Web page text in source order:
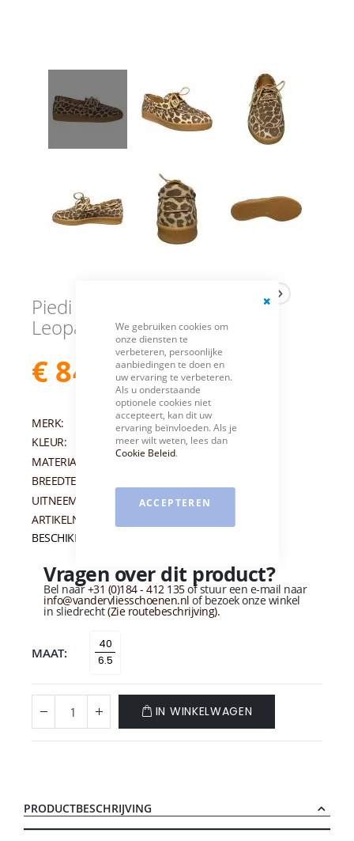
We gebruiken cookies om
onze diensten te
verbeteren, persoonlijke
aanbiedingen te doen en
uw ervaring te verbeteren.
Als u onderstaande
optionele cookies niet
accepteert, kan dit uw
ervaring beïnvloeden. Als je
meer wilt weten, lees dan
Cookie Beleid.
ACCEPTEREN
Piedi Nudi Bootschoenen
Leopard Porta
€ 84,95 € 169,95
MERK:
PIEDI NUDI
KLEUR:
BRUIN
MATERIAAL:
NUBUCK
BREEDTEMAAT:
UITNEEMBAAR VOETBED:
JA
ARTIKELNUMMER:
BESCHIKBAARHEID:
Vragen over dit product?
Bel naar+31 (0)184 - 412 135of stuur een e-mail naar
info@vandervliesschoenen.nl of bezoek onze winkel
in sliedrecht(Zie routebeschrijving).
MAAT
40
IN WINKELWAGEN
PRODUCTBESCHRIJVING